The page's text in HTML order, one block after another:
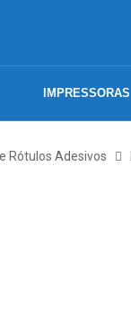
IMPRESSORAS
Rótulos Adesivos